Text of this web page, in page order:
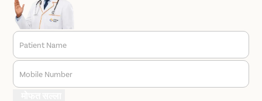
Patient Name
Mobile Number